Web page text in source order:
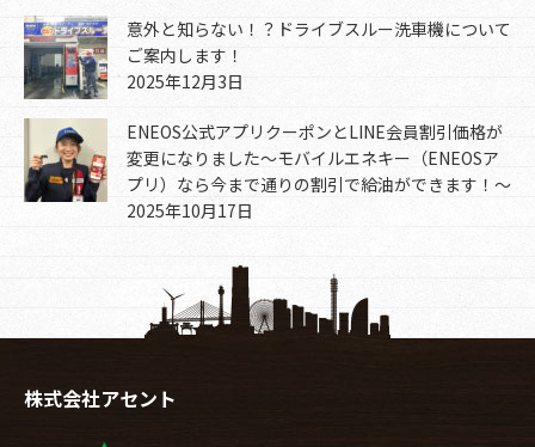
意外と知らない！？ドライブスルー洗車機について
ご案内します！
2025年12月3日
ENEOS公式アプリクーポンとLINE会員割引価格が
変更になりました～モバイルエネキー（ENEOSア
プリ）なら今まで通りの割引で給油ができます！～
2025年10月17日
株式会社アセント